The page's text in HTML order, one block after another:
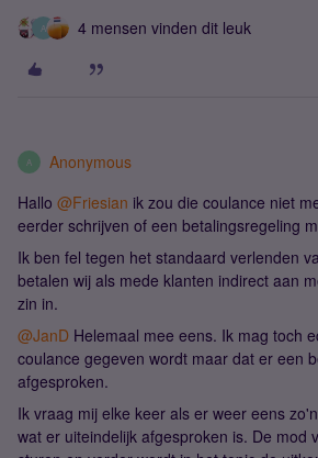
A 4 mensen vinden dit leuk
A Anonymous
Hallo @Friesian ik zou die coulance niet
eerder schrijven of een betalingsregeling
Ik ben fel tegen het standaard verlenden
betalen wij als mede klanten indirect aan
zin in.
@JanD Helemaal mee eens. Ik mag toch
coulance gegeven wordt maar dat er een
afgesproken.
Ik vraag mij elke keer als er weer eens
wat er uiteindelijk afgesproken is. De mod